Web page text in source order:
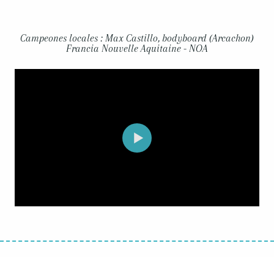
Campeones locales : Max Castillo, bodyboard (Arcachon)
Francia Nouvelle Aquitaine - NOA